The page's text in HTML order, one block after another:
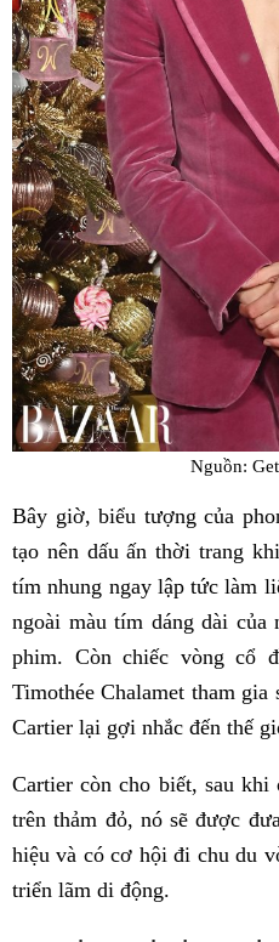
Nguồn:
Bây giờ, biểu tượng của
tạo nên dấu ấn thời trang
tím nhung ngay lập tức làm
ngoài màu tím dáng dài của
phim. Còn chiếc vòng cổ
Timothée Chalamet tham gia
Cartier lại gợi nhắc đến thế
Cartier còn cho biết, sau
trên thảm đỏ, nó sẽ được
hiệu và có cơ hội đi chu du
triển lãm di động.